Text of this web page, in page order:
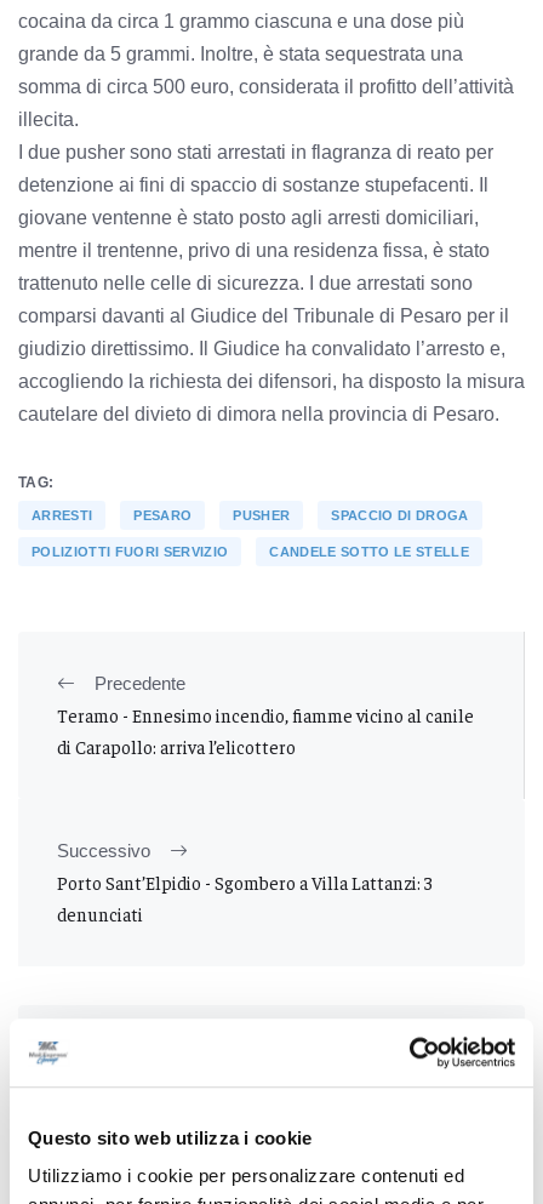
Questo sito web utilizza i cookie
Utilizziamo i cookie per personalizzare contenuti ed
cocaina da circa 1 grammo ciascuna e una dose più
grande da 5 grammi. Inoltre, è stata sequestrata una
somma di circa 500 euro, considerata il profitto dell’attività
illecita.
I due pusher sono stati arrestati in flagranza di reato per
detenzione ai fini di spaccio di sostanze stupefacenti. Il
giovane ventenne è stato posto agli arresti domiciliari,
mentre il trentenne, privo di una residenza fissa, è stato
trattenuto nelle celle di sicurezza. I due arrestati sono
comparsi davanti al Giudice del Tribunale di Pesaro per il
giudizio direttissimo. Il Giudice ha convalidato l’arresto e,
accogliendo la richiesta dei difensori, ha disposto la misura
cautelare del divieto di dimora nella provincia di Pesaro.
TAG:
ARRESTI PESARO PUSHER SPACCIO DI DROGA
POLIZIOTTI FUORI SERVIZIO CANDELE SOTTO LE STELLE
Precedente
Teramo - Ennesimo incendio, fiamme vicino al canile
di Carapollo: arriva l’elicottero
Successivo
Porto Sant’Elpidio - Sgombero a Villa Lattanzi: 3
denunciati